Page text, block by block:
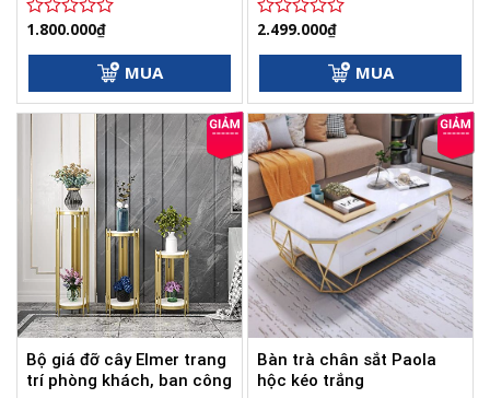
Được
5
sao
1.800.000₫
MUA
Được
5
sao
2.499.000₫
MUA
Bộ giá đỡ cây Elmer trang
trí phòng khách, ban công
Bàn trà chân sắt Paola
hộc kéo trắng